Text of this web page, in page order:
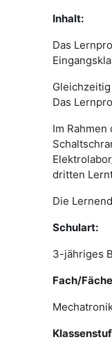
Inhalt:
Das
Das
Im
dritten
Die
Schulart:
3-jähriges
Fach/